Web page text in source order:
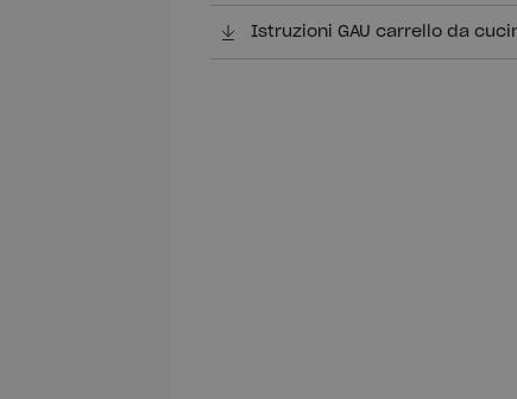
Istruzioni GAU carrello da